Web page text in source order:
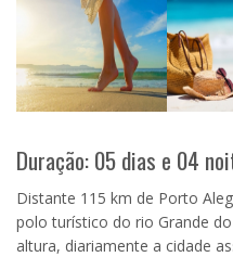
Duração: 05 dias e 04
Distante 115 km de Porto
polo turístico do rio Grande
altura, diariamente a cidade